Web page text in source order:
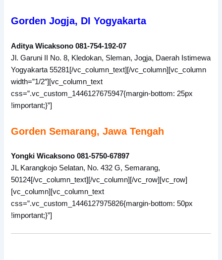
Gorden Jogja, DI Yogyakarta
Aditya Wicaksono 081-754-192-07
Jl. Garuni II No. 8, Kledokan, Sleman, Jogja, Daerah Istimewa
Yogyakarta 55281[/vc_column_text][/vc_column][vc_column
width=”1/2″][vc_column_text
css=”.vc_custom_1446127675947{margin-bottom: 25px
!important;}”]
Gorden Semarang, Jawa Tengah
Yongki Wicaksono 081-5750-67897
JL Karangkojo Selatan, No. 432 G, Semarang,
50124[/vc_column_text][/vc_column][/vc_row][vc_row]
[vc_column][vc_column_text
css=”.vc_custom_1446127975826{margin-bottom: 50px
!important;}”]